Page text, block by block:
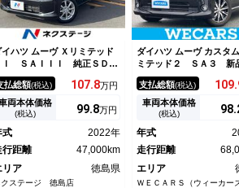
イハツ ムーヴ Ｘリミテッド
Ｉ ＳＡＩＩＩ 純正ＳＤナ
バックカメラ 禁煙車 シ
トヒーター コーナーセンサ
ＬＥＤヘッド 純正１４イ
チアルミ オートハイビー
ン Ｂｌｕｅｔｏｏｔｈ Ｃ
ＤＶＤ再生
払総額(税込) 107.8万円
両本体価格
(税込) 99.8万円
式
2022年
行距離
47,000km
リア
徳島県
クステージ 徳島店
ダイハツ ムーヴ カスタ
ミテッド２ ＳＡ３ 新
ヤ／保証書／社外 ＳＤ
衝突安全装置／シートヒ
／車線逸脱防止支援シス
ヘッドランプ ＬＥＤ／
装置／アイドリングスト
フルセグＴＶ
支払総額(税込) 109.
車両本体価格
(税込) 98.
年式
走行距離
エリア
ＷＥＣＡＲＳ（ウィーカー